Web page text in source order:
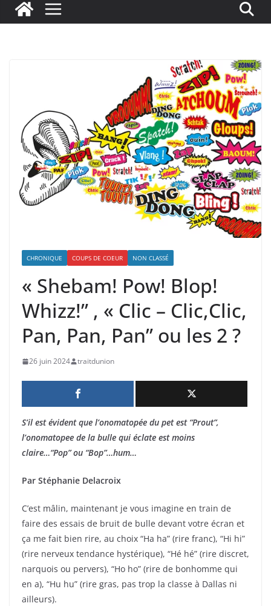
CHRONIQUE COUPS DE COEUR NON CLASSÉ
« Shebam! Pow! Blop!
Whizz!” , « Clic – Clic,Clic,
Pan, Pan, Pan” ou les 2 ?
26 juin 2024 traitdunion
S’il est évident que l’onomatopée du pet est “Prout”,
l’onomatopee de la bulle qui éclate est moins
claire…“Pop” ou “Bop”…hum…
Par Stéphanie Delacroix
C’est mâlin, maintenant je vous imagine en train de
faire des essais de bruit de bulle devant votre écran et
ça me fait bien rire, au choix “Ha ha” (rire franc), “Hi hi”
(rire nerveux tendance hystérique), “Hé hé” (rire discret,
narquois ou pervers), “Ho ho” (rire de bonhomme qui
en a), “Hu hu” (rire gras, pas trop la classe à Dallas ni
ailleurs).